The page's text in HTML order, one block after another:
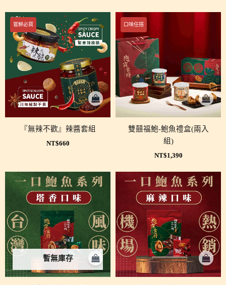
嘗鮮必買
『無辣不歡』辣醬套組
NT$660
口味任搭
雙囍福鮑-鮑魚禮盒(兩入
組)
NT$1,390
暫無庫存